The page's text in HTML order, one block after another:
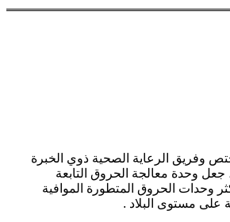
وفريق الرعاية الصحية ذوي الخبرة
جعل وحدة معالجة الحروق التابعة
وحدات الحروق المتطورة الموافية
على مستوى البلاد .